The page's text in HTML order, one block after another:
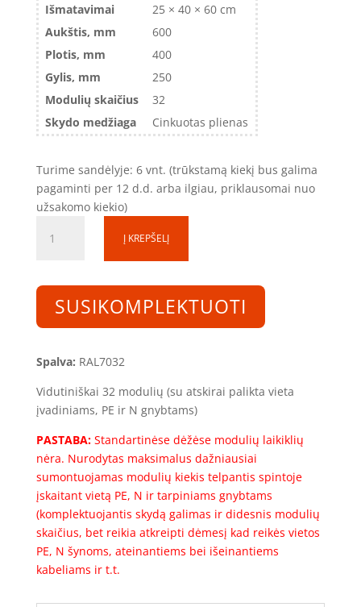
Išmatavimai
25 × 40 × 60 cm
Aukštis, mm
600
Plotis, mm
400
Gylis, mm
250
Modulių skaičius
32
Skydo medžiaga
Cinkuotas plienas
Turime sandėlyje: 6 vnt. (trūkstamą kiekį bus galima
pagaminti per 12 d.d. arba ilgiau, priklausomai nuo
užsakomo kiekio)
kiekis:
SD060425-
(32mod.)
(600x400x250)
Į KREPŠELĮ
SUSIKOMPLEKTUOTI
Spalva: RAL7032
Vidutiniškai 32 modulių (su atskirai palikta vieta
įvadiniams, PE ir N gnybtams)
PASTABA:Standartinėse dėžėse modulių laikiklių
nėra. Nurodytas maksimalus dažniausiai
sumontuojamas modulių kiekis telpantis spintoje
įskaitant vietą PE, N ir tarpiniams gnybtams
(komplektuojantis skydą galimas ir didesnis modulių
skaičius, bet reikia atkreipti dėmesį kad reikės vietos
PE, N šynoms, ateinantiems bei išeinantiems
kabeliams ir t.t.